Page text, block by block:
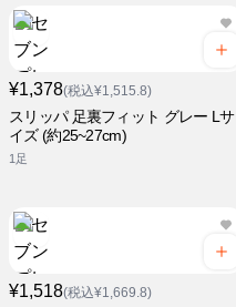
¥1,378(税込¥1,515.8)
スリッパ 足裏フィット グレー Lサ
イズ (約25~27cm)
1足
¥1,518(税込¥1,669.8)